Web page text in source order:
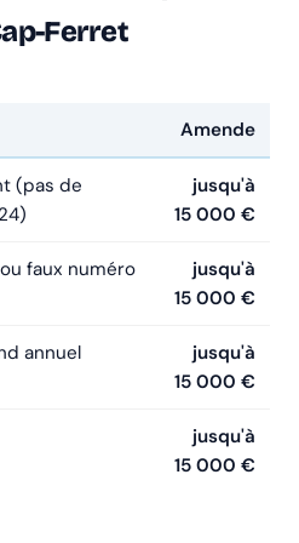
Ferret
Amende
(pas de
jusqu'à
15 000 €
faux numéro
jusqu'à
15 000 €
annuel
jusqu'à
15 000 €
jusqu'à
15 000 €